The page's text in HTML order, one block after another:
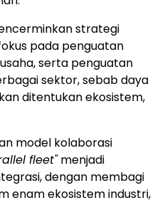
strategi
pada penguatan
serta penguatan
sektor, sebab daya
ditentukan ekosistem,
model kolaborasi
fleet"menjadi
dengan membagi
enam ekosistem industri,